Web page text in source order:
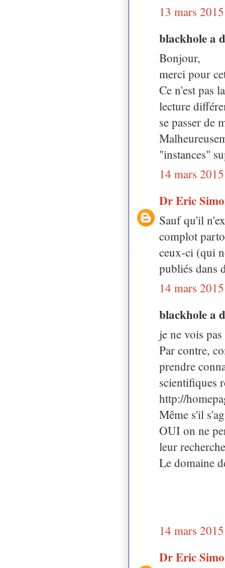
13 mars
blackhole a
Bonjour,
merci pour
Ce n'est pas
lecture
se passer de
"instances"
14 mars
Dr Eric
Sauf qu'il
complot
ceux-ci (qui
publiés dans
14 mars
blackhole a
je ne vois
Par contre,
prendre
scientifiques
http://
Même s'il
OUI on ne
leur
Le domaine
14 mars
Dr Eric